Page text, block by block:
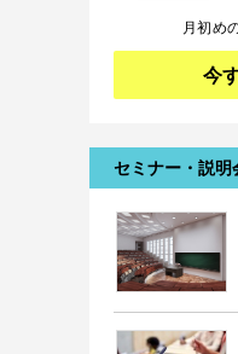
月初め
今
セミナー・説明